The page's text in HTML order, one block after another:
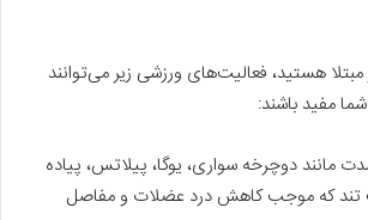
مبتلا هستید، فعالیت‌های ورزشی زیر می‌توانند
مفید باشند:
مانند دوچرخه سواری، یوگا، پیلاتس، پیاده
تند که موجب کاهش درد عضلات و مفاصل